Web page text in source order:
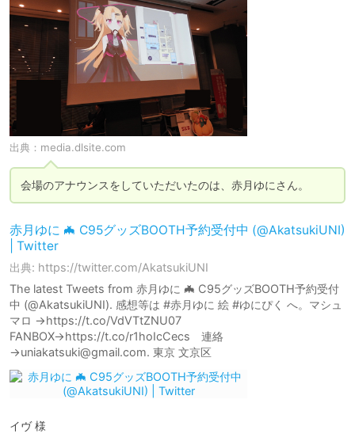
出典： media.dlsite.com
会場のアナウンスをしていただいたのは、赤月ゆにさん。
赤月ゆに 🦇 C95グッズBOOTH予約受付中 (@AkatsukiUNI)
| Twitter
出典: https://twitter.com/AkatsukiUNI
The latest Tweets from 赤月ゆに 🦇 C95グッズBOOTH予約受付
中 (@AkatsukiUNI). 感想等は #赤月ゆに 絵 #ゆにぴく へ。マシュ
マロ →https://t.co/VdVTtZNU07
FANBOX→https://t.co/r1hoIcCecs 連絡
→uniakatsuki@gmail.com. 東京 文京区
イヴ 様